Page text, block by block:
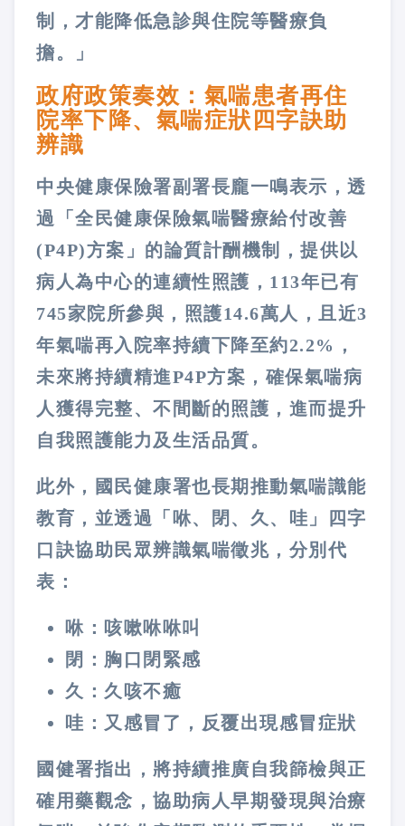
制，才能降低急診與住院等醫療負
擔。」
政府政策奏效：氣喘患者再住
院率下降、氣喘症狀四字訣助
辨識
中央健康保險署副署長龐一鳴表示，透
過「全民健康保險氣喘醫療給付改善
(P4P)方案」的論質計酬機制，提供以
病人為中心的連續性照護，113年已有
745家院所參與，照護14.6萬人，且近3
年氣喘再入院率持續下降至約2.2%，
未來將持續精進P4P方案，確保氣喘病
人獲得完整、不間斷的照護，進而提升
自我照護能力及生活品質。
此外，國民健康署也長期推動氣喘識能
教育，並透過「咻、閉、久、哇」四字
口訣協助民眾辨識氣喘徵兆，分別代
表：
咻：咳嗽咻咻叫
閉：胸口閉緊感
久：久咳不癒
哇：又感冒了，反覆出現感冒症狀
國健署指出，將持續推廣自我篩檢與正
確用藥觀念，協助病人早期發現與治療